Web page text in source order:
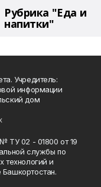
Рубрика "Еда и
напитки"
Учредитель:
информации
дом
ТУ 02 - 01800 от 19
службы по
технологий и